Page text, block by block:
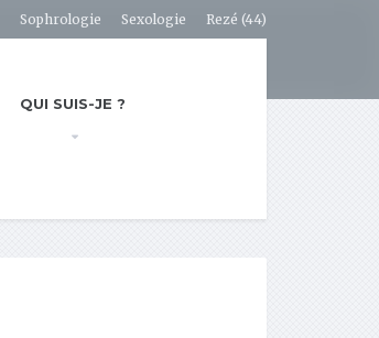
Sophrologie Sexologie Rezé (44)
QUI SUIS-JE ?